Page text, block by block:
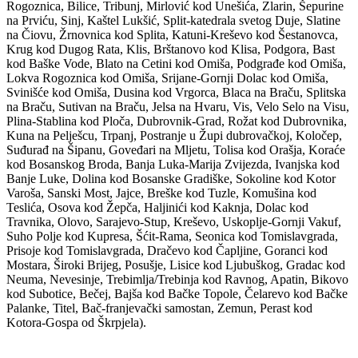
Rogoznica, Bilice, Tribunj, Mirlović kod Unešića, Zlarin, Šepurine
na Prviću, Sinj, Kaštel Lukšić, Split-katedrala svetog Duje, Slatine
na Čiovu, Žrnovnica kod Splita, Katuni-Kreševo kod Šestanovca,
Krug kod Dugog Rata, Klis, Brštanovo kod Klisa, Podgora, Bast
kod Baške Vode, Blato na Cetini kod Omiša, Podgrađe kod Omiša,
Lokva Rogoznica kod Omiša, Srijane-Gornji Dolac kod Omiša,
Svinišće kod Omiša, Dusina kod Vrgorca, Blaca na Braču, Splitska
na Braču, Sutivan na Braču, Jelsa na Hvaru, Vis, Velo Selo na Visu,
Plina-Stablina kod Ploča, Dubrovnik-Grad, Rožat kod Dubrovnika,
Kuna na Pelješcu, Trpanj, Postranje u Župi dubrovačkoj, Koločep,
Suđurađ na Šipanu, Goveđari na Mljetu, Tolisa kod Orašja, Koraće
kod Bosanskog Broda, Banja Luka-Marija Zvijezda, Ivanjska kod
Banje Luke, Dolina kod Bosanske Gradiške, Sokoline kod Kotor
Varoša, Sanski Most, Jajce, Breške kod Tuzle, Komušina kod
Teslića, Osova kod Žepča, Haljinići kod Kaknja, Dolac kod
Travnika, Olovo, Sarajevo-Stup, Kreševo, Uskoplje-Gornji Vakuf,
Suho Polje kod Kupresa, Šćit-Rama, Seonica kod Tomislavgrada,
Prisoje kod Tomislavgrada, Dračevo kod Čapljine, Goranci kod
Mostara, Široki Brijeg, Posušje, Lisice kod Ljubuškog, Gradac kod
Neuma, Nevesinje, Trebimlja/Trebinja kod Ravnog, Apatin, Bikovo
kod Subotice, Bečej, Bajša kod Bačke Topole, Čelarevo kod Bačke
Palanke, Titel, Bač-franjevački samostan, Zemun, Perast kod
Kotora-Gospa od Škrpjela).